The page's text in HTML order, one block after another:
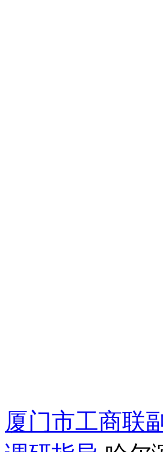
厦门市工商联